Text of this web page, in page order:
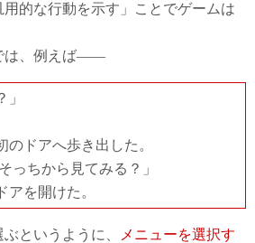
的な行動を示す」ことでゲームは
は、例えば――
」
ドアへ歩き出した。
っちから見てみる？」
を開けた。
というように、
メニューを選択す